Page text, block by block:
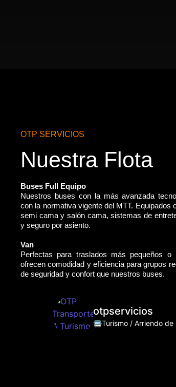
OTP SERVICIOS
Nuestra Flota
Buses Full Equipo
Nuestros buses con la más avanzada
con la normativa vigente del MTT. Equipados
semi cama y salón cama, sistemas de
y seguro por asiento.
Van
Perfectas para traslados más pequeños o
ofrecen comodidad y eficiencia para grupos
de seguridad y confort que nuestros buses.
otpservicios
🚍Turismo / Arriendo de